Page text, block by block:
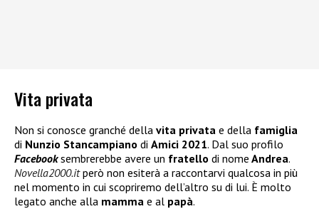
Vita privata
Non si conosce granché della vita privata e della famiglia
di Nunzio Stancampiano di Amici 2021. Dal suo profilo
Facebooksembrerebbe avere un fratello di nome Andrea.
Novella2000.it però non esiterà a raccontarvi qualcosa in più
nel momento in cui scopriremo dell’altro su di lui. È molto
legato anche alla mamma e al papà.